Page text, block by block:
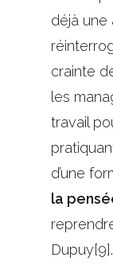
déjà une
crainte
les
travail
d’une
la
Dupuy[9].